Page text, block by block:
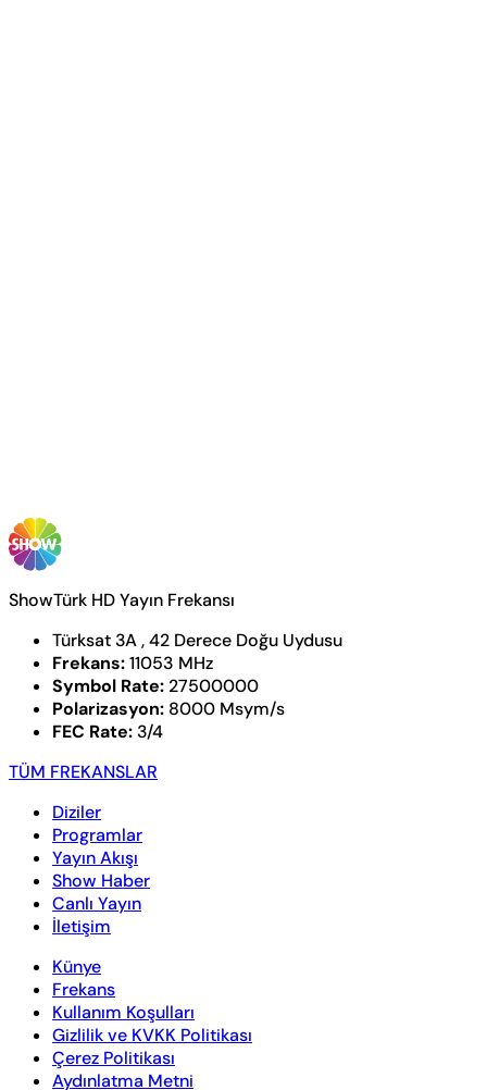
ShowTürk HD Yayın Frekansı
Türksat 3A , 42 Derece Doğu Uydusu
Frekans:11053 MHz
Symbol Rate: 27500000
Polarizasyon: 8000 Msym/s
FEC Rate: 3/4
TÜM FREKANSLAR
Diziler
Programlar
Yayın Akışı
Show Haber
Canlı Yayın
İletişim
Künye
Frekans
Kullanım Koşulları
Gizlilik ve KVKK Politikası
Çerez Politikası
Aydınlatma Metni